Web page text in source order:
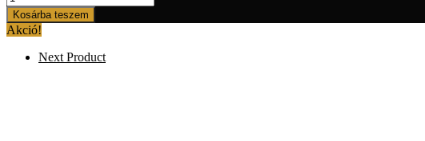
Páros
Fogfehérítő
Szett
Kosárba teszem
Akció!
Next Product